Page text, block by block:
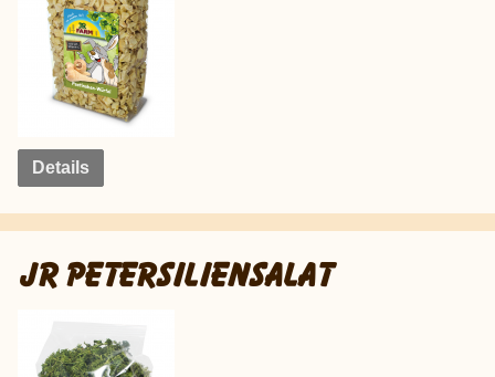
Details
JR PETERSILIENSALAT